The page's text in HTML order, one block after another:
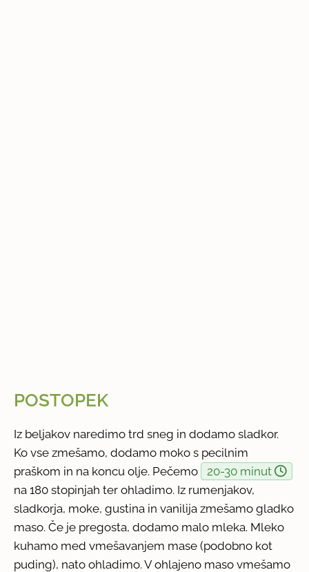
POSTOPEK
Iz beljakov naredimo trd sneg in dodamo sladkor.
Ko vse zmešamo, dodamo moko s pecilnim
praškom in na koncu olje. Pečemo
20-30 minut
na 180 stopinjah ter ohladimo. Iz rumenjakov,
sladkorja, moke, gustina in vanilija zmešamo gladko
maso. Če je pregosta, dodamo malo mleka. Mleko
kuhamo med vmešavanjem mase (podobno kot
puding), nato ohladimo. V ohlajeno maso vmešamo